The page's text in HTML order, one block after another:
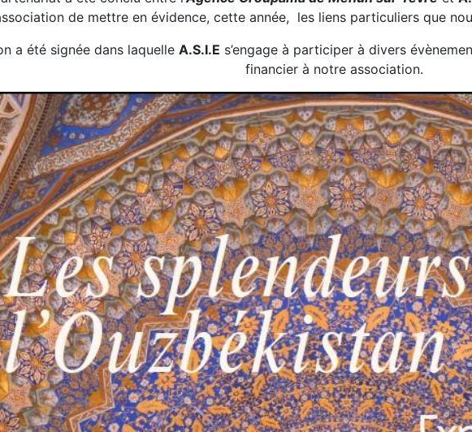
de mettre en évidence, cette année, les liens particuliers que
a été signée dans laquelle A.S.I.E s’engage à participer à divers
financier à notre association.